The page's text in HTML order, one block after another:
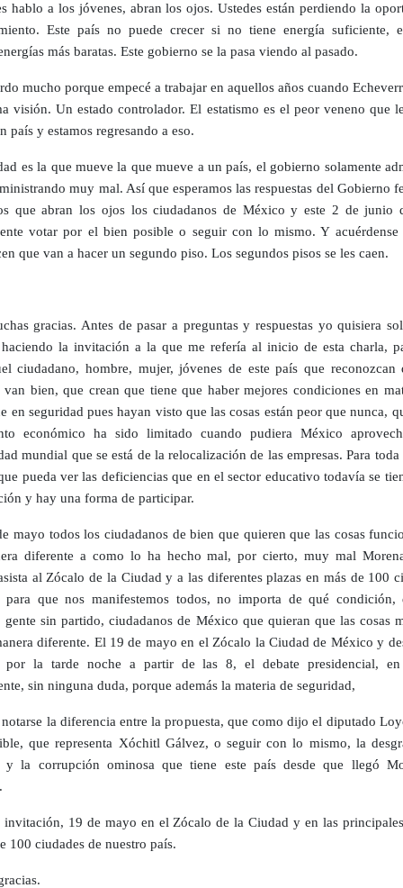
hablo a los jóvenes, abran los ojos. Ustedes están perdiendo la
Este país no puede crecer si no tiene energía suficiente,
más baratas. Este gobierno se la pasa viendo al pasado.
mucho porque empecé a trabajar en aquellos años cuando
visión. Un estado controlador. El estatismo es el peor veneno que
país y estamos regresando a eso.
es la que mueve la que mueve a un país, el gobierno solamente
muy mal. Así que esperamos las respuestas del Gobierno
que abran los ojos los ciudadanos de México y este 2 de junio
votar por el bien posible o seguir con lo mismo. Y acuérdense
que van a hacer un segundo piso. Los segundos pisos se les caen.
gracias. Antes de pasar a preguntas y respuestas yo quisiera
la invitación a la que me refería al inicio de esta charla,
ciudadano, hombre, mujer, jóvenes de este país que reconozcan
van bien, que crean que tiene que haber mejores condiciones en
en seguridad pues hayan visto que las cosas están peor que nunca,
económico ha sido limitado cuando pudiera México
mundial que se está de la relocalización de las empresas. Para toda
pueda ver las deficiencias que en el sector educativo todavía se
y hay una forma de participar.
mayo todos los ciudadanos de bien que quieren que las cosas
diferente a como lo ha hecho mal, por cierto, muy mal
al Zócalo de la Ciudad y a las diferentes plazas en más de 100
para que nos manifestemos todos, no importa de qué condición,
gente sin partido, ciudadanos de México que quieran que las cosas
diferente. El 19 de mayo en el Zócalo la Ciudad de México y
por la tarde noche a partir de las 8, el debate presidencial, en
sin ninguna duda, porque además la materia de seguridad,
notarse la diferencia entre la propuesta, que como dijo el diputado
que representa Xóchitl Gálvez, o seguir con lo mismo, la
y la corrupción ominosa que tiene este país desde que llegó
invitación, 19 de mayo en el Zócalo de la Ciudad y en las
100 ciudades de nuestro país.